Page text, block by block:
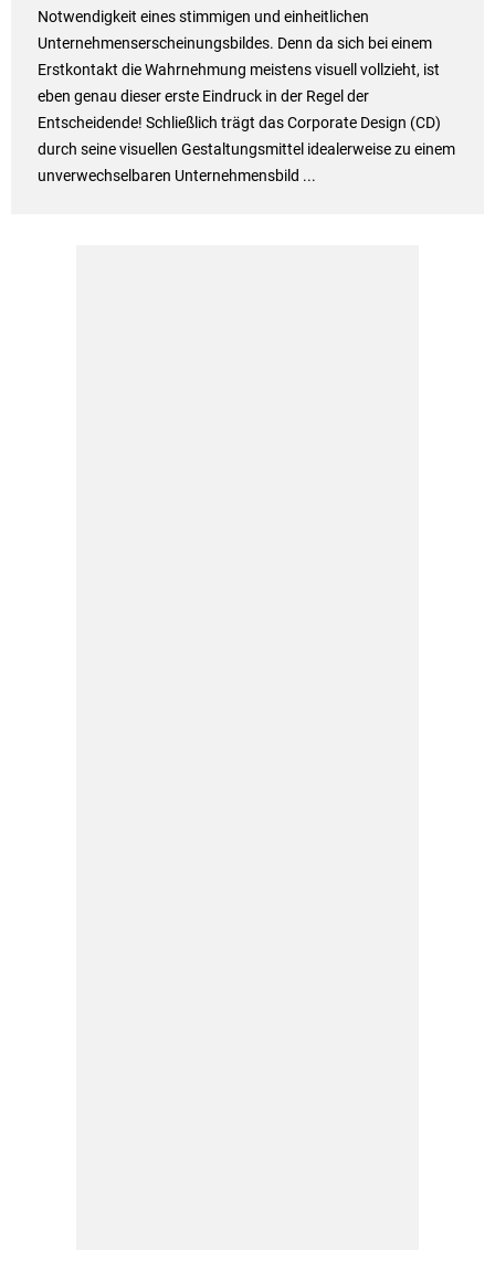
Notwendigkeit eines stimmigen und einheitlichen
Unternehmenserscheinungsbildes. Denn da sich bei einem
Erstkontakt die Wahrnehmung meistens visuell vollzieht, ist
eben genau dieser erste Eindruck in der Regel der
Entscheidende! Schließlich trägt das Corporate Design (CD)
durch seine visuellen Gestaltungsmittel idealerweise zu einem
unverwechselbaren Unternehmensbild ...